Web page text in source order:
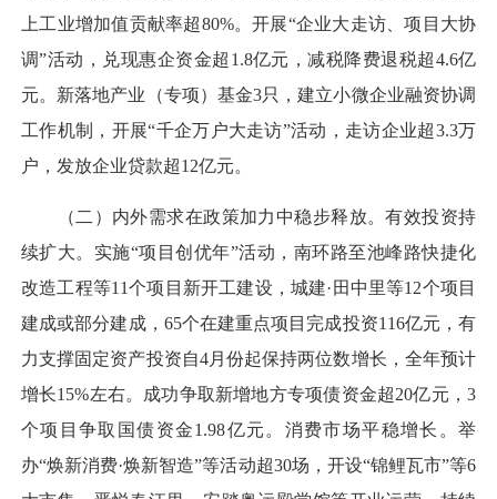
上工业增加值贡献率超80%。开展“企业大走访、项目大协
调”活动，兑现惠企资金超1.8亿元，减税降费退税超4.6亿
元。新落地产业（专项）基金3只，建立小微企业融资协调
工作机制，开展“千企万户大走访”活动，走访企业超3.3万
户，发放企业贷款超12亿元。
（二）内外需求在政策加力中稳步释放。有效投资持
续扩大。实施“项目创优年”活动，南环路至池峰路快捷化
改造工程等11个项目新开工建设，城建·田中里等12个项目
建成或部分建成，65个在建重点项目完成投资116亿元，有
力支撑固定资产投资自4月份起保持两位数增长，全年预计
增长15%左右。成功争取新增地方专项债资金超20亿元，3
个项目争取国债资金1.98亿元。消费市场平稳增长。举
办“焕新消费·焕新智造”等活动超30场，开设“锦鲤瓦市”等6